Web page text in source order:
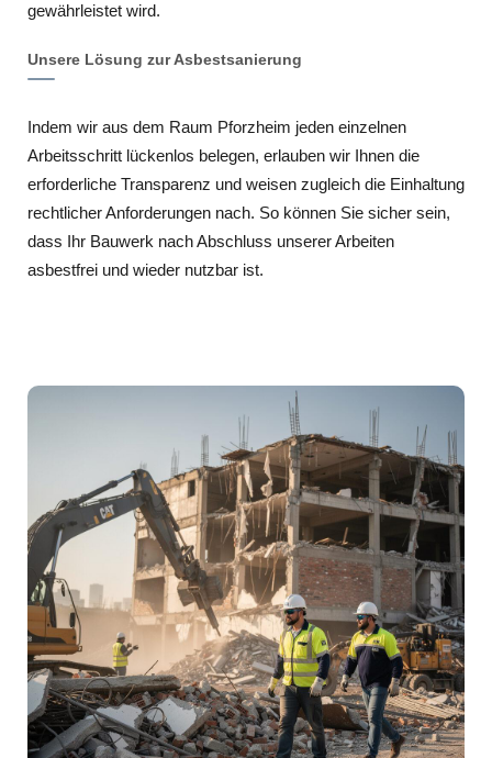
gewährleistet wird.
Unsere Lösung zur Asbestsanierung
Indem wir aus dem Raum Pforzheim jeden einzelnen
Arbeitsschritt lückenlos belegen, erlauben wir Ihnen die
erforderliche Transparenz und weisen zugleich die Einhaltung
rechtlicher Anforderungen nach. So können Sie sicher sein,
dass Ihr Bauwerk nach Abschluss unserer Arbeiten
asbestfrei und wieder nutzbar ist.